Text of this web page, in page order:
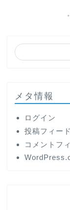
メタ情報
ログイン
投稿フィード
コメントフ